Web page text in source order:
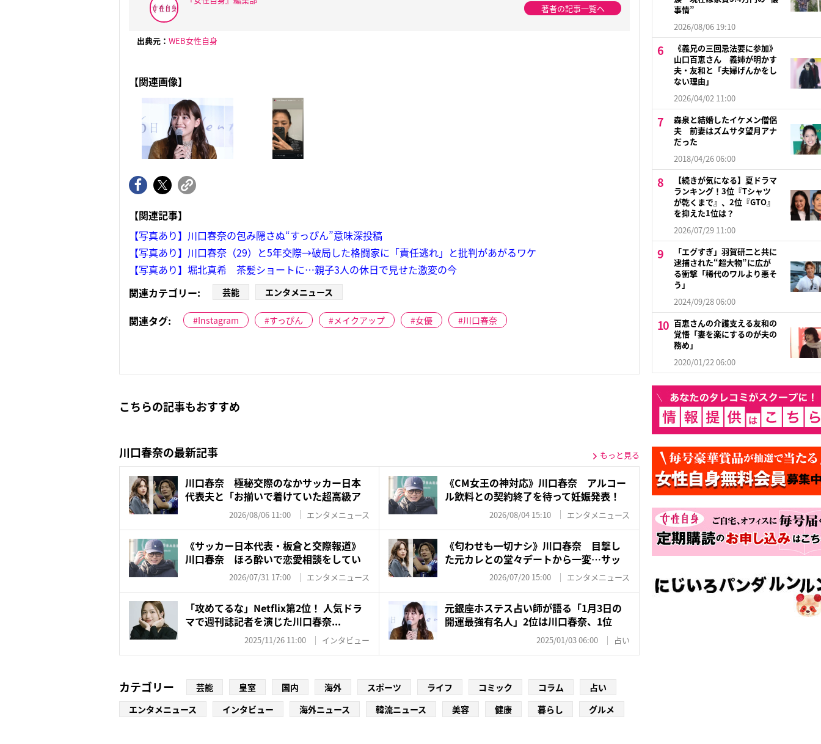
著者の記事一覧へ
出典元： WEB女性自身
【関連画像】
【関連記事】
【写真あり】川口春奈の包み隠さぬ“すっぴん”意味深投稿
【写真あり】川口春奈（29）と5年交際→破局した格闘家に「責任逃れ」と批判があがるワケ
【写真あり】堀北真希 茶髪ショートに…親子3人の休日で見せた激変の今
関連カテゴリー:
芸能 エンタメニュース
関連タグ: Instagram すっぴん メイクアップ 女優 川口春奈
こちらの記事もおすすめ
川口春奈の最新記事 もっと見る
川口春奈 極秘交際のなかサッカー日本
代表夫と「お揃いで着けていた超高級ア
2026/08/06 11:00 エンタメニュース
《CM女王の神対応》川口春奈 アルコー
ル飲料との契約終了を待って妊娠発表！
2026/08/04 15:10 エンタメニュース
《サッカー日本代表・板倉と交際報道》
川口春奈 ほろ酔いで恋愛相談をしてい
2026/07/31 17:00 エンタメニュース
《匂わせも一切ナシ》川口春奈 目撃し
た元カレとの堂々デートから一変…サッ
2026/07/20 15:00 エンタメニュース
「攻めてるな」Netflix第2位！ 人気ドラ
マで週刊誌記者を演じた川口春奈...
2025/11/26 11:00 インタビュー
元銀座ホステス占い師が語る「1月3日の
開運最強有名人」2位は川口春奈、1位
2025/01/03 06:00 占い
カテゴリー 芸能 皇室 国内 海外 スポーツ ライフ コミック コラム
占い
エンタメニュース
インタビュー 海外ニュース 韓流ニュース 美容 健康 暮らし グルメ
事情”
2026/08/06 19:10
《義兄の三回忌法要に参加》
山口百恵さん 義姉が明かす
夫・友和と「夫婦げんかをし
ない理由」
2026/04/02 11:00
森泉と結婚したイケメン僧侶
夫 前妻はズムサタ望月アナ
だった
2018/04/26 06:00
【続きが気になる】夏ドラマ
ランキング！3位『Tシャツ
が乾くまで』、2位『GTO』
を抑えた1位は？
2026/07/29 11:00
「エグすぎ」羽賀研二と共に
逮捕された“超大物”に広が
る衝撃「稀代のワルより悪そ
う」
2024/09/28 06:00
百恵さんの介護支える友和の
覚悟「妻を楽にするのが夫の
務め」
2020/01/22 06:00